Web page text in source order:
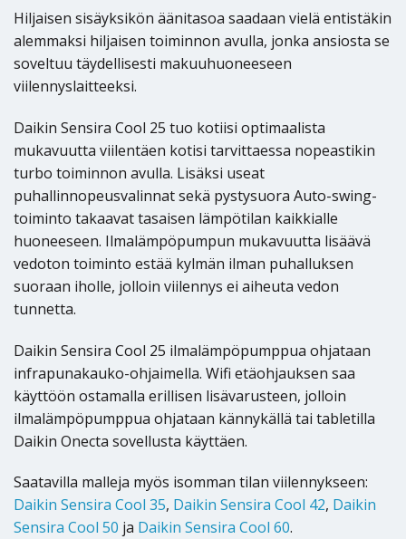
Hiljaisen sisäyksikön äänitasoa saadaan vielä entistäkin
alemmaksi hiljaisen toiminnon avulla, jonka ansiosta se
soveltuu täydellisesti makuuhuoneeseen
viilennyslaitteeksi.
Daikin Sensira Cool 25 tuo kotiisi optimaalista
mukavuutta viilentäen kotisi tarvittaessa nopeastikin
turbo toiminnon avulla. Lisäksi useat
puhallinnopeusvalinnat sekä pystysuora Auto-swing-
toiminto takaavat tasaisen lämpötilan kaikkialle
huoneeseen. Ilmalämpöpumpun mukavuutta lisäävä
vedoton toiminto estää kylmän ilman puhalluksen
suoraan iholle, jolloin viilennys ei aiheuta vedon
tunnetta.
Daikin Sensira Cool 25 ilmalämpöpumppua ohjataan
infrapunakauko-ohjaimella. Wifi etäohjauksen saa
käyttöön ostamalla erillisen lisävarusteen, jolloin
ilmalämpöpumppua ohjataan kännykällä tai tabletilla
Daikin Onecta sovellusta käyttäen.
Saatavilla malleja myös isomman tilan viilennykseen:
Daikin Sensira Cool 35, Daikin Sensira Cool 42, Daikin
Sensira Cool 50 ja Daikin Sensira Cool 60.